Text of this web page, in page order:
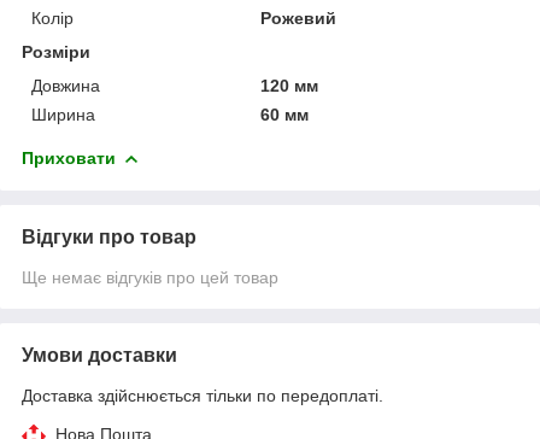
Колір
Рожевий
Розміри
Довжина
120 мм
Ширина
60 мм
Приховати
Відгуки про товар
Ще немає відгуків про цей товар
Умови доставки
Доставка здійснюється тільки по передоплаті.
Нова Пошта